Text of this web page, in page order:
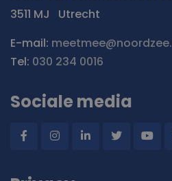
3511 MJ
Utrecht
E-mail:
Tel: 030 234 0016
Sociale media